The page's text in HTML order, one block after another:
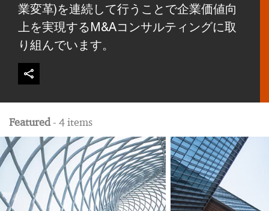
業変革)を連続して行うことで企業価値向
上を実現するM&Aコンサルティングに取
り組んでいます。
Featured - 4 items